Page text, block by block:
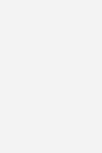
Da hier
Dichtmaterialien,
sicheren
Rolle zu. Es gibt
intensiver